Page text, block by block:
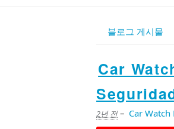
블로그 게시물
Car
2년 전– Car